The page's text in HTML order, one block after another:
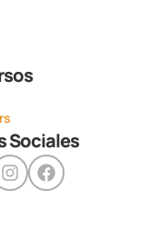
Sociales